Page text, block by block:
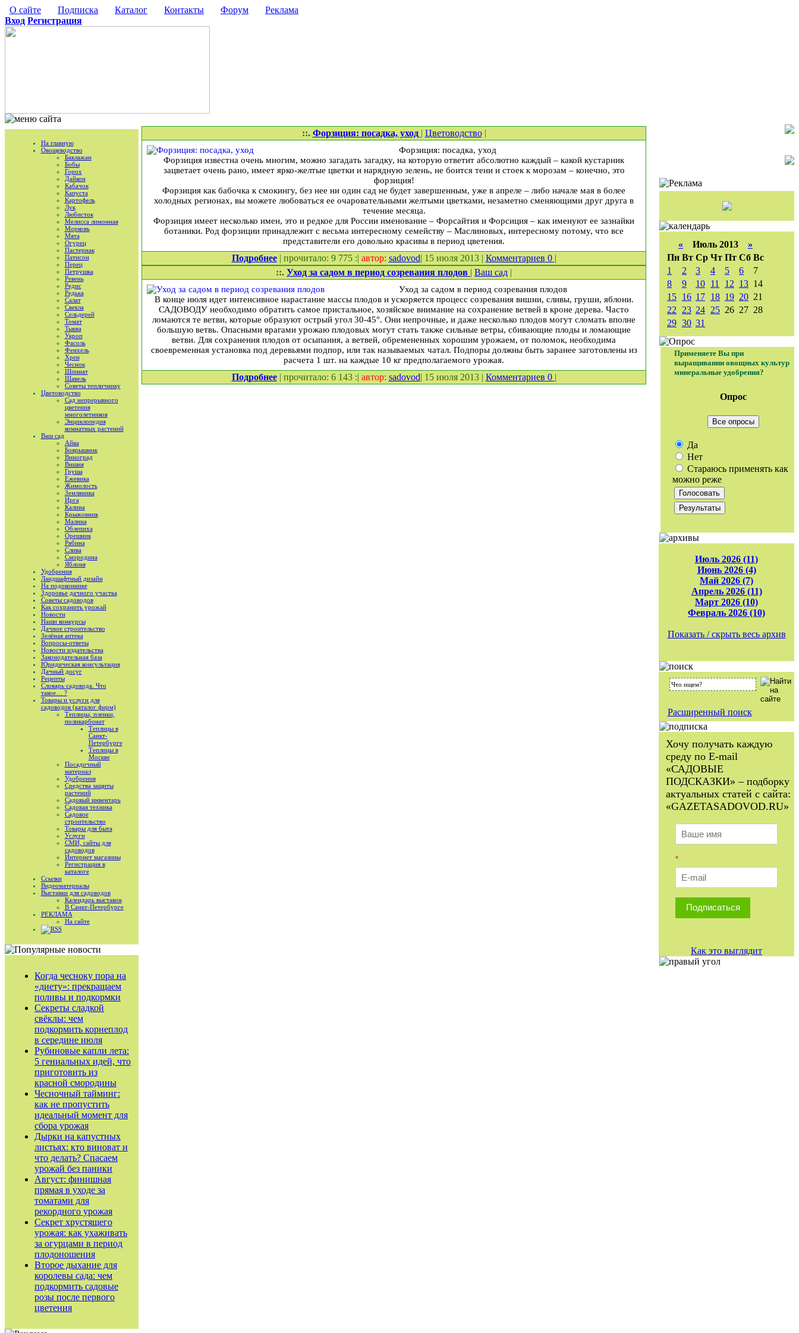
О сайте Подписка Каталог Контакты Форум
Реклама
Вход Регистрация
На главную
Овощеводство
Баклажан
Бобы
Горох
Дайкон
Кабачок
Капуста
Картофель
Лук
Любисток
Мелисса лимонная
Морковь
Мята
Огурец
Пастернак
Патисон
Перец
Петрушка
Ревень
Редис
Редька
Салат
Свекла
Сельдерей
Томат
Тыква
Укроп
Фасоль
Фенхель
Хрен
Чеснок
Шпинат
Шавель
Советы тепличнику
Цветоводство
Сад непрерывного
цветения
многолетников
Энциклопедия
комнатных растений
Ваш сад
Айва
Боярышник
Виноград
Вишня
Груша
Ежевика
Жимолость
Земляника
Ирга
Калина
Крыжовник
Малина
Облепиха
Орешник
Рябина
Слива
Смородина
Яблоня
Удобрения
Ландшафтный дизайн
На подоконнике
Здоровье дачного участка
Советы садоводов
Как сохранить урожай
Новости
Наши конкурсы
Дачное строительство
Зелёная аптека
Вопросы-ответы
Новости издательства
Законодательная база
Юридическая консультация
Дачный досуг
Рецепты
Словарь садовода. Что
такое… ?
Товары и услуги для
садоводов (каталог фирм)
Теплицы, пленки,
поликарбонат
Теплицы в
Санкт-
Петербурге
Теплицы в
Москве
Посадочный
материал
Удобрения
Средства защиты
растений
Садовый инвентарь
Садовая техника
Садовое
строительство
Товары для быта
Услуги
СМИ, сайты для
садоводов
Интернет магазины
Регистрация в
каталоге
Ссылки
Видеоматериалы
Выставки для садоводов
Календарь выставок
В Санкт-Петербурге
РЕКЛАМА
На сайте
RSS
Когда чесноку пора на
«диету»: прекращаем
поливы и подкормки
Секреты сладкой
свёклы: чем
подкормить корнеплод
в середине июля
Рубиновые капли лета:
5 гениальных идей, что
приготовить из
красной смородины
Чесночный тайминг:
как не пропустить
идеальный момент для
сбора урожая
Дырки на капустных
листьях: кто виноват и
что делать? Спасаем
урожай без паники
Август: финишная
прямая в уходе за
томатами для
рекордного урожая
Секрет хрустящего
урожая: как ухаживать
за огурцами в период
плодоношения
Второе дыхание для
королевы сада: чем
подкормить садовые
розы после первого
цветения
::. Форзиция: посадка, уход | Цветоводство|
Форзиция: посадка, уход
Форзиция известна очень многим, можно загадать загадку, на которую ответит абсолютно каждый – какой кустарник
зацветает очень рано, имеет ярко-желтые цветки и нарядную зелень, не боится тени и стоек к морозам – конечно, это
форзиция!
Форзиция как бабочка к смокингу, без нее ни один сад не будет завершенным, уже в апреле – либо начале мая в более
холодных регионах, вы можете любоваться ее очаровательными желтыми цветками, незаметно сменяющими друг друга в
течение месяца.
Форзиция имеет несколько имен, это и редкое для России именование – Форсайтия и Форсиция – как именуют ее зазнайки
ботаники. Род форзиции принадлежит с весьма интересному семейству – Маслиновых, интересному потому, что все
представители его довольно красивы в период цветения.
Подробнее| прочитало: 9 775 :| автор: sadovod| 15 июля 2013 | Комментариев 0 |
::. Уход за садом в период созревания плодов | Ваш сад |
Уход за садом в период созревания плодов
В конце июля идет интенсивное нарастание массы плодов и ускоряется процесс созревания вишни, сливы, груши, яблони.
САДОВОДУ необходимо обратить самое пристальное, хозяйское внимание на сохранение ветвей в кроне дерева. Часто
ломаются те ветви, которые образуют острый угол 30-45°. Они непрочные, и даже несколько плодов могут сломать вполне
большую ветвь. Опасными врагами урожаю плодовых могут стать также сильные ветры, сбивающие плоды и ломающие
ветви. Для сохранения плодов от осыпания, а ветвей, обремененных хорошим урожаем, от поломок, необходима
своевременная установка под деревьями подпор, или так называемых чатал. Подпоры должны быть заранее заготовлены из
расчета 1 шт. на каждые 10 кг предполагаемого урожая.
Подробнее| прочитало: 6 143 :| автор: sadovod| 15 июля 2013 | Комментариев 0 |
« Июль 2013 »
Пн Вт Ср Чт Пт Сб Вс
1
2 3 4 5 6
7
8
9 10 11 12 13 14
15 16 17 18 19 20 21
22
23 24 25 26 27 28
29 30 31
Применяете Вы при
выращивании овощных культур
минеральные удобрения?
Опрос
Все опросы
Да
Нет
Стараюсь применять как
можно реже
Июль 2026 (11)
Июнь 2026 (4)
Май 2026 (7)
Апрель 2026 (11)
Март 2026 (10)
Февраль 2026 (10)
Показать / скрыть весь архив
Расширенный поиск
Хочу получать каждую
среду по E-mail
«САДОВЫЕ
ПОДСКАЗКИ» – подборку
актуальных статей с сайта:
«GAZETASADOVOD.RU»
*
Подписаться
Как это выглядит